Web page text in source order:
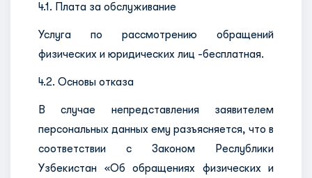
4.1. Плата за обслуживание
Услуга по рассмотрению обращений
физических и юридических лиц -бесплатная.
4.2. Основы отказа
В случае непредставления заявителем
персональных данных ему разъясняется, что в
соответствии с Законом Реслублики
Узбекистан «Об обращениях физических и